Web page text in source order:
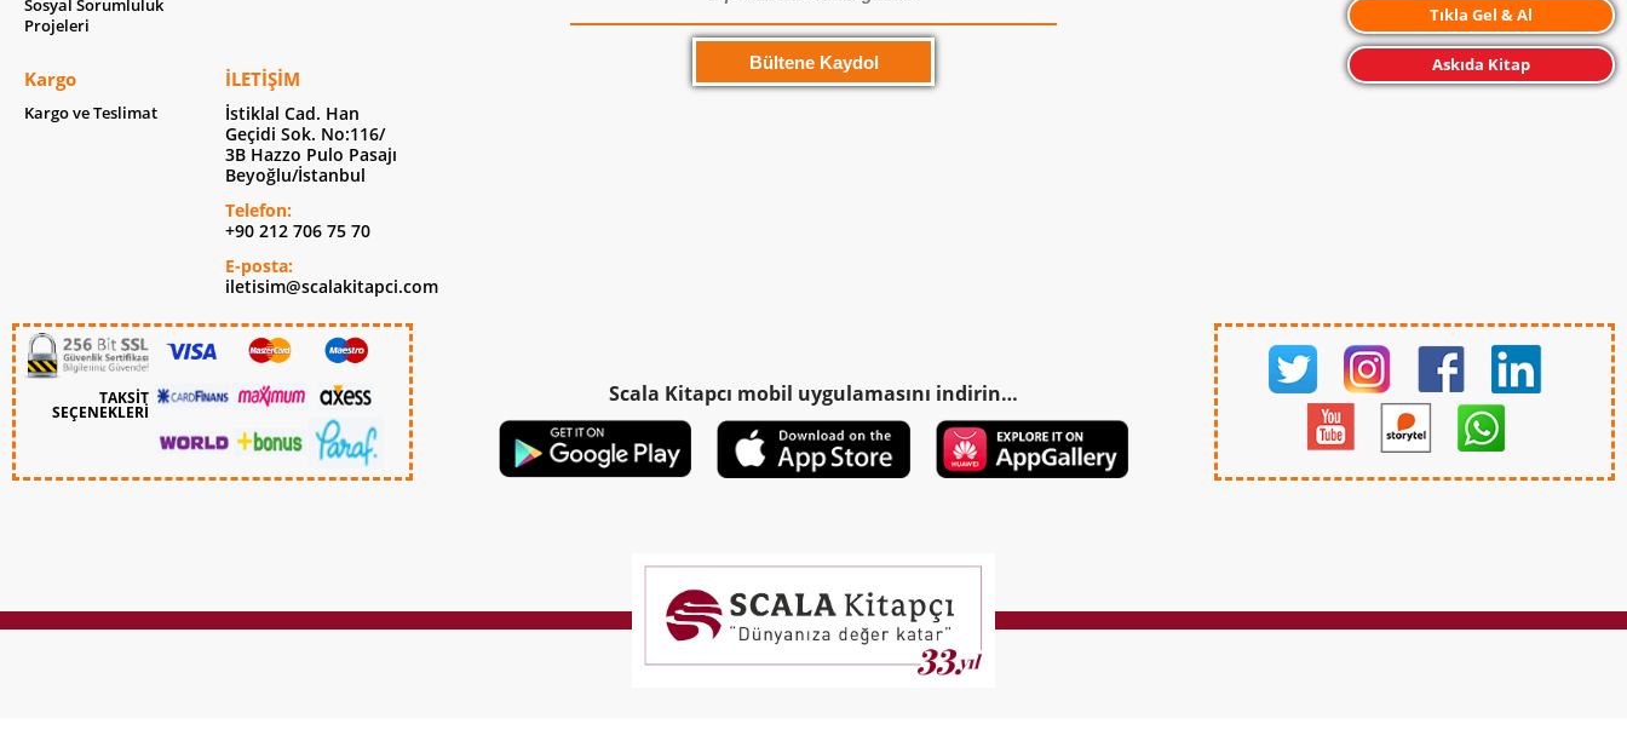
Sosyal Sorumluluk
Projeleri
Kargo
Kargo ve Teslimat
İLETIŞIM
İstiklal Cad. Han
Geçidi Sok. No:116/
3B Hazzo Pulo Pasajı
Beyoğlu/İstanbul
Telefon:
+90 212 706 75 70
E-posta:
iletisim@scalakitapci.com
TAKSİT
SEÇENEKLERİ
Scala Kitapcı mobil uygulamasını indirin…
Tıkla Gel & Al
Askıda Kitap